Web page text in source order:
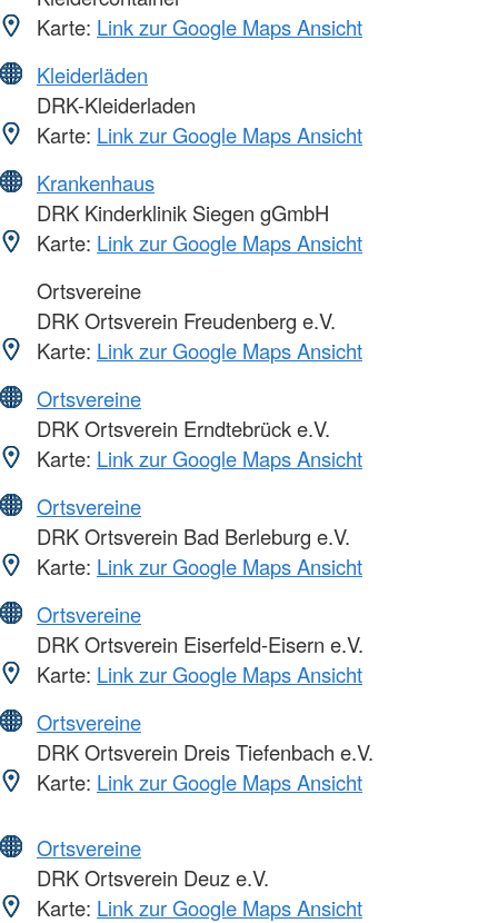
Karte: Link zur Google Maps Ansicht
Kleiderläden
DRK-Kleiderladen
Karte: Link zur Google Maps Ansicht
Krankenhaus
DRK Kinderklinik Siegen gGmbH
Karte: Link zur Google Maps Ansicht
Ortsvereine
DRK Ortsverein Freudenberg e.V.
Karte: Link zur Google Maps Ansicht
Ortsvereine
DRK Ortsverein Erndtebrück e.V.
Karte: Link zur Google Maps Ansicht
Ortsvereine
DRK Ortsverein Bad Berleburg e.V.
Karte: Link zur Google Maps Ansicht
Ortsvereine
DRK Ortsverein Eiserfeld-Eisern e.V.
Karte: Link zur Google Maps Ansicht
Ortsvereine
DRK Ortsverein Dreis Tiefenbach e.V.
Karte: Link zur Google Maps Ansicht
Ortsvereine
DRK Ortsverein Deuz e.V.
Karte: Link zur Google Maps Ansicht